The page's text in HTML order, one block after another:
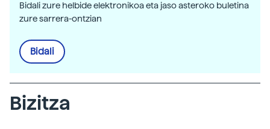
Bidali zure helbide elektronikoa eta jaso asteroko buletina
zure sarrera-ontzian
Bidali
Bizitza